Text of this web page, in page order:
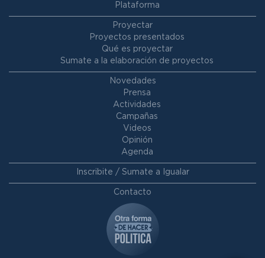
Plataforma
Proyectar
Proyectos presentados
Qué es proyectar
Sumate a la elaboración de proyectos
Novedades
Prensa
Actividades
Campañas
Videos
Opinión
Agenda
Inscribite / Sumate a Igualar
Contacto